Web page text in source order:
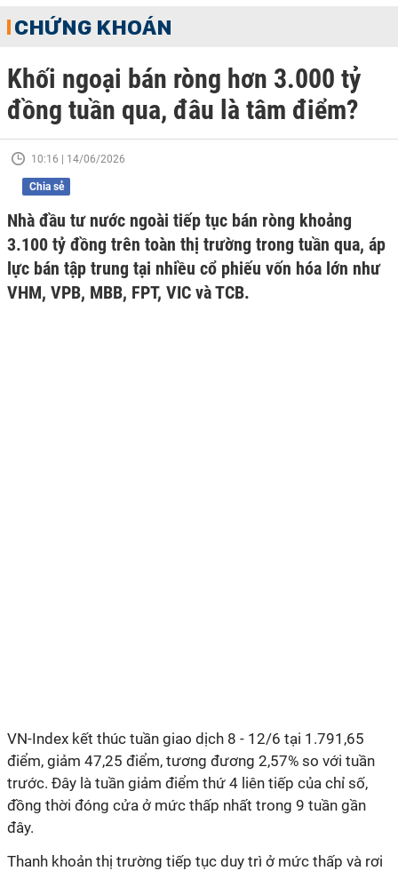
CHỨNG KHOÁN
Khối ngoại bán ròng hơn 3.000 tỷ
đồng tuần qua, đâu là tâm điểm?
10:16 | 14/06/2026
Chia sẻ
Nhà đầu tư nước ngoài tiếp tục bán ròng khoảng
3.100 tỷ đồng trên toàn thị trường trong tuần qua, áp
lực bán tập trung tại nhiều cổ phiếu vốn hóa lớn như
VHM, VPB, MBB, FPT, VIC và TCB.
VN-Index kết thúc tuần giao dịch 8 - 12/6 tại 1.791,65
điểm, giảm 47,25 điểm, tương đương 2,57% so với tuần
trước. Đây là tuần giảm điểm thứ 4 liên tiếp của chỉ số,
đồng thời đóng cửa ở mức thấp nhất trong 9 tuần gần
đây.
Thanh khoản thị trường tiếp tục duy trì ở mức thấp và rơi